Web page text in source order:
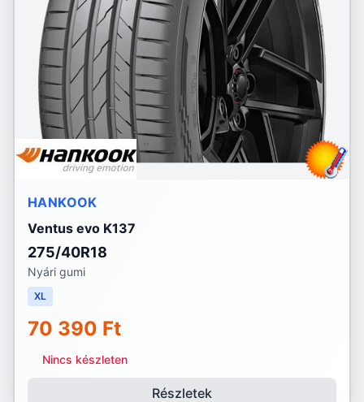
HANKOOK
Ventus evo K137
275/40R18
Nyári gumi
XL
70 390 Ft
Nincs készleten
Részletek